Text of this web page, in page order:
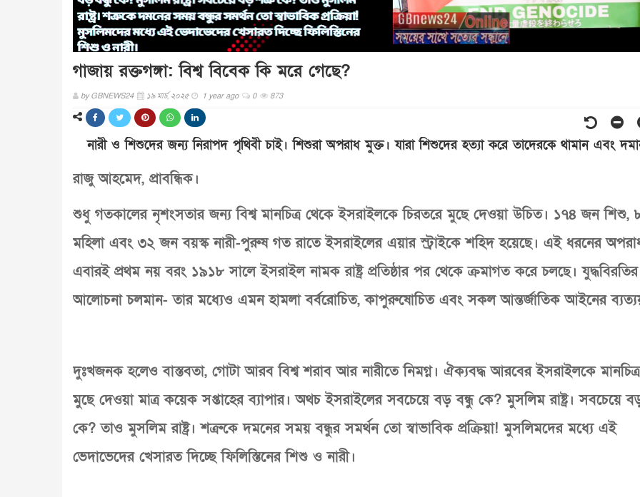
গাজায় রক্তগঙ্গা: বিশ্ব বিবেক কি মরে গেছে?
byGBNEWS24 ১৯ মার্চ, ২০২৫ 1 year ago 0 873
নারী ও শিশুদের জন্য নিরাপদ পৃথিবী চাই। শিশুরা অপরাধ মুক্ত। যারা শিশুদের হত্যা করে তাদেরকে থামান এবং
রাজু আহমেদ, প্রাবন্ধিক।
শুধু গতকালের নৃশংসতার জন্য বিশ্ব মানচিত্র থেকে ইসরাইলকে চিরতরে মুছে দেওয়া উচিত। ১৭৪ জন
মহিলা এবং ৩২ জন বয়স্ক নারী-পুরুষ গত রাতে ইসরাইলের এয়ার স্ট্রাইকে শহিদ হয়েছে। এই ধরনের
এবারই প্রথম নয় বরং ১৯১৮ সালে ইসরাইল নামক রাষ্ট্র প্রতিষ্ঠার পর থেকে ক্রমাগত করে চলছে। যুদ্ধবিরতির
আলোচনা চলমান- তার মধ্যেও এমন হামলা বর্বরোচিত, কাপুরুষোচিত এবং সকল আন্তর্জাতিক আইনের
দুঃখজনক হলেও বাস্তবতা, গোটা আরব বিশ্ব শরাব আর নারীতে নিমগ্ন। ঐক্যবদ্ধ আরবের ইসরাইলকে
মুছে দেওয়া মাত্র কয়েক সপ্তাহের ব্যাপার। অথচ ইসরাইলের সবচেয়ে বড় বন্ধু কে? মুসলিম রাষ্ট্র। সবচেয়ে
কে? তাও মুসলিম রাষ্ট্র। শত্রুকে দমনের সময় বন্ধুর সমর্থন তো স্বাভাবিক প্রক্রিয়া! মুসলিমদের মধ্যে এই
ভেদাভেদের খেসারত দিচ্ছে ফিলিস্তিনের শিশু ও নারী।